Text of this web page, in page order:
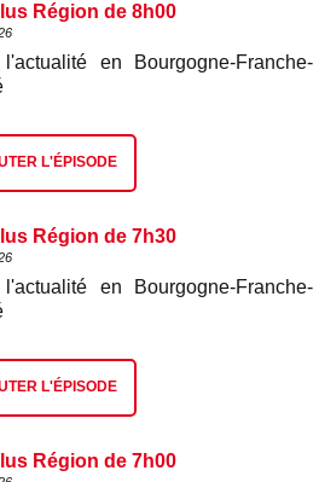
Région de 8h00
l'actualité en Bourgogne-Franche-
L'ÉPISODE
Région de 7h30
l'actualité en Bourgogne-Franche-
L'ÉPISODE
Région de 7h00